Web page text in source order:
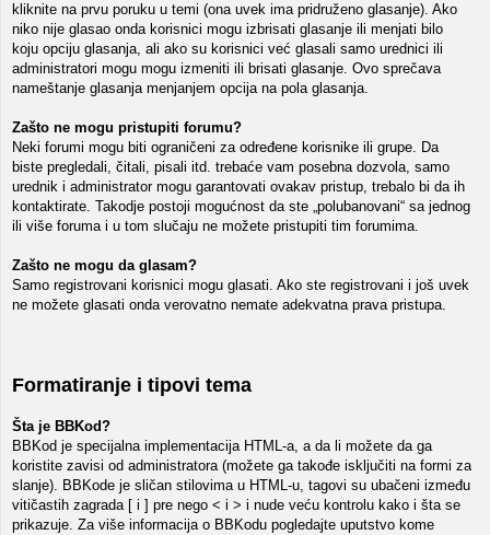
kliknite na prvu poruku u temi (ona uvek ima pridruženo glasanje). Ako
niko nije glasao onda korisnici mogu izbrisati glasanje ili menjati bilo
koju opciju glasanja, ali ako su korisnici već glasali samo urednici ili
administratori mogu mogu izmeniti ili brisati glasanje. Ovo sprečava
nameštanje glasanja menjanjem opcija na pola glasanja.
Zašto ne mogu pristupiti forumu?
Neki forumi mogu biti ograničeni za određene korisnike ili grupe. Da
biste pregledali, čitali, pisali itd. trebaće vam posebna dozvola, samo
urednik i administrator mogu garantovati ovakav pristup, trebalo bi da ih
kontaktirate. Takodje postoji mogućnost da ste „polubanovani“ sa jednog
ili više foruma i u tom slučaju ne možete pristupiti tim forumima.
Zašto ne mogu da glasam?
Samo registrovani korisnici mogu glasati. Ako ste registrovani i još uvek
ne možete glasati onda verovatno nemate adekvatna prava pristupa.
Formatiranje i tipovi tema
Šta je BBKod?
BBKod je specijalna implementacija HTML-a, a da li možete da ga
koristite zavisi od administratora (možete ga takođe isključiti na formi za
slanje). BBKode je sličan stilovima u HTML-u, tagovi su ubačeni između
vitičastih zagrada [ i ] pre nego < i > i nude veću kontrolu kako i šta se
prikazuje. Za više informacija o BBKodu pogledajte uputstvo kome